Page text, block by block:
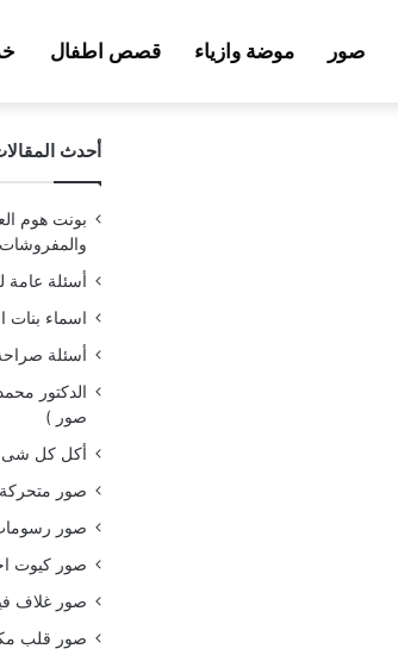
صور موضة وازياء قصص اطفال
أحدث
بونت هوم
والمفروشات
أسئلة عامة
اسماء بنات
أسئلة صراحة
الدكتور
صور )
أكل كل شىء
صور
صور
صور كيوت
صور غلاف
صور قلب